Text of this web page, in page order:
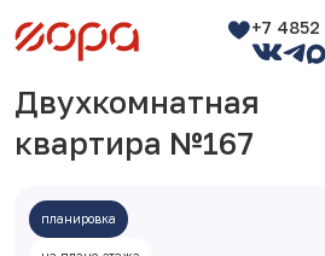
+7
Двухкомнатная
квартира №167
планировка